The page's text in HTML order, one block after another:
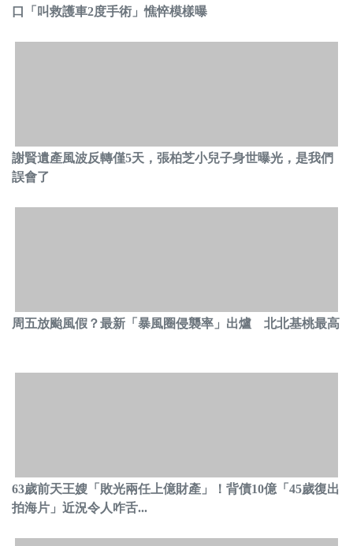
口「叫救護車2度手術」憔悴模樣曝
謝賢遺產風波反轉僅5天，張柏芝小兒子身世曝光，是我們
誤會了
周五放颱風假？最新「暴風圈侵襲率」出爐 北北基桃最高
63歲前天王嫂「敗光兩任上億財產」！背債10億「45歲復出
拍海片」近況令人咋舌...